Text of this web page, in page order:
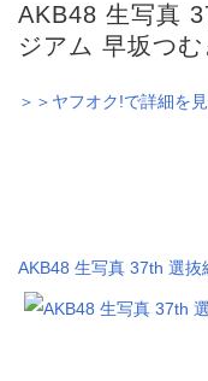
AKB48 生写真
ジアム 早坂つむ
＞＞ヤフオク!で詳細を
AKB48 生写真 37th 選